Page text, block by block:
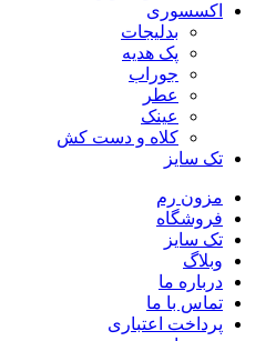
اکسسوری
بدلیجات
پک هدیه
جوراب
عطر
عینک
کلاه و دست کش
تک سایز
مزون رم
فروشگاه
تک سایز
وبلاگ
درباره ما
تماس با ما
پرداخت اعتباری